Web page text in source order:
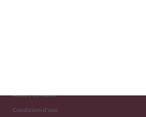
Aiuto e Contatto
Condizioni d'uso